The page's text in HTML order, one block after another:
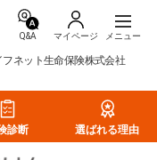
Q&A マイページ
ネット生命保険株式会社
診断 選ばれる理由